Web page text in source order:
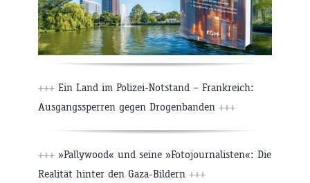
+++ Ein Land im Polizei-Notstand – Frankreich:
Ausgangssperren gegen Drogenbanden +++
+++ »Pallywood« und seine »Fotojournalisten«: Die
Realität hinter den Gaza-Bildern +++